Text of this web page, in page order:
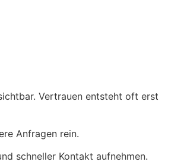
Vertrauen entsteht oft erst
Anfragen rein.
schneller Kontakt aufnehmen.